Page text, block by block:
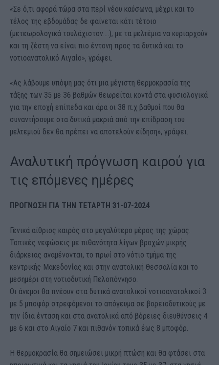
«Σε ό,τι αφορά τώρα στα περί νέου καύσωνα, μέχρι και το
τέλος της εβδομάδας δε φαίνεται κάτι τέτοιο
(μετεωρολογικά τουλάχιστον….), με τα μελτέμια να κυριαρχούν
και τη ζέστη να είναι πιο έντονη προς τα δυτικά και το
νοτιοανατολικό Αιγαίο», γράφει.
«Ας λάβουμε υπόψη μας ότι μια μέγιστη θερμοκρασία της
τάξης των 35 με 36 βαθμών θεωρείται κοντά στα φυσιολογικά
για την εποχή επίπεδα και άρα οι 38 π.χ βαθμοί που θα
συναντήσουμε στα δυτικά μακριά από την επίδραση του
μελτεμιού δεν θα πρέπει να αποτελούν είδηση», γράφει.
Αναλυτική πρόγνωση καιρού για
τις επόμενες ημέρες
ΠΡΟΓΝΩΣΗ ΓΙΑ THΝ ΤΕΤΑΡΤΗ 31-07-2024
Γενικά αίθριος καιρός στο μεγαλύτερο μέρος της χώρας.
Τοπικές νεφώσεις με πιθανότητα λίγων βροχών μικρής
διάρκειας αναμένονται, το πρωί στο νότιο τμήμα της
κεντρικής Μακεδονίας και στην ανατολική Θεσσαλία και το
μεσημέρι στη νοτιοδυτική Πελοπόννησο.
Οι άνεμοι θα πνέουν στα δυτικά ανατολικοί νοτιοανατολικοί 3
με 5 μποφόρ στρεφόμενοι το απόγευμα σε βορειοδυτικούς με
την ίδια ένταση και στα ανατολικά από βόρειες διευθύνσεις 4
με 6 και στο Αιγαίο 7 και πιθανόν τοπικά έως 8 μποφόρ.
Η θερμοκρασία θα σημειώσει μικρή πτώση και θα φτάσει στα